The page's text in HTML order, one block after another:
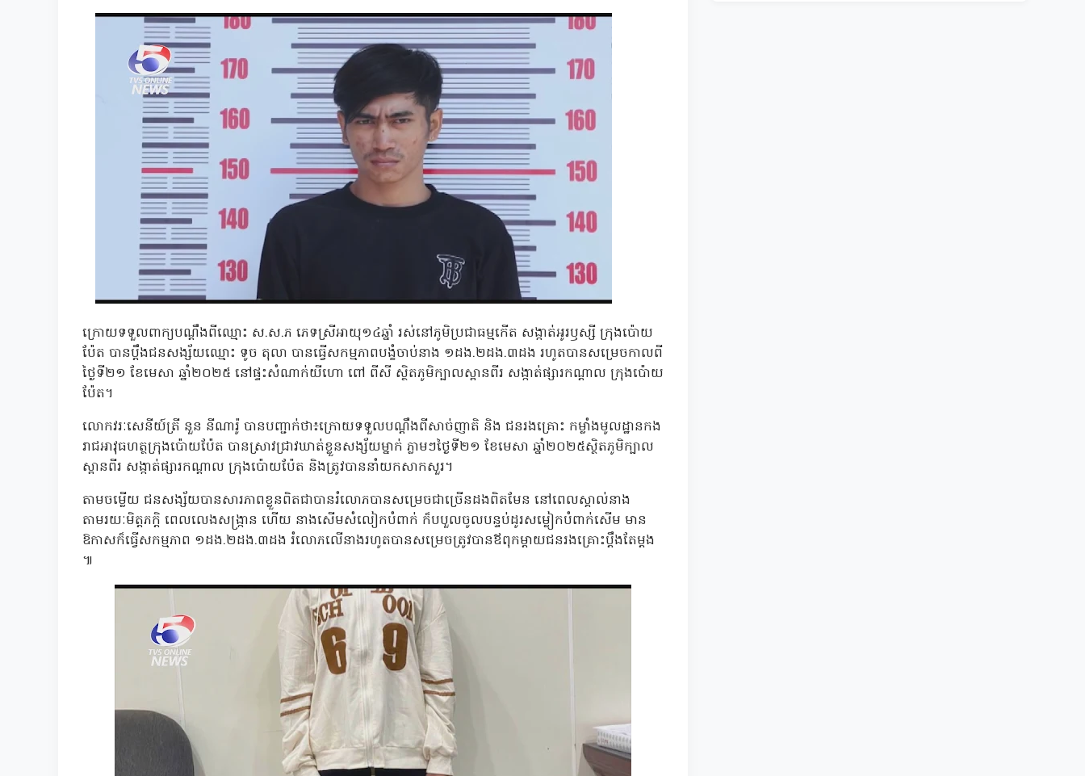
ក្រោយទទួលពាក្យបណ្តឹងពីឈ្មោះ ស.ស.ភ ភេទស្រីអាយុ១៤ឆ្នាំ រស់នៅភូមិប្រជាធម្មកើត សង្កាត់អូរឫស្សី ក្រុងប៉ោយ
ប៉ែត បានប្តឹងជនសង្ស័យឈ្មោះ ទូច តុលា បានធ្វើសកម្មភាពបង្ខំចាប់នាង ១ដង.២ដង.៣ដង រហូតបានសម្រេចកាលពី
ថ្ងៃទី២១ ខែមេសា ឆ្នាំ២០២៥ នៅផ្ទះសំណាក់យីហោ ពៅ ពីសី ស្ថិតភូមិក្បាលស្ពានពីរ សង្កាត់ផ្សារកណ្តាល ក្រុងប៉ោយ
ប៉ែត។
លោកវរៈសេនីយ៍ត្រី នួន នីណារ៉ូ បានបញ្ជាក់ថា៖ក្រោយទទួលបណ្តឹងពីសាច់ញាតិ និង ជនរងគ្រោះ កម្លាំងមូលដ្ឋានកង
រាជអាវុធហត្ថក្រុងប៉ោយប៉ែត បានស្រាវជ្រាវឃាត់ខ្លួនសង្ស័យម្នាក់ ភ្លាមៗថ្ងៃទី២១ ខែមេសា ឆ្នាំ២០២៥ស្ថិតភូមិក្បាល
ស្ពានពីរ សង្កាត់ផ្សារកណ្តាល ក្រុងប៉ោយប៉ែត និងត្រូវបាននាំយកសាកសួរ។
តាមចម្លើយ ជនសង្ស័យបានសារភាពខ្លួនពិតជាបានរំលោភបានសម្រេចជាច្រើនដងពិតមែន នៅពេលស្គាល់នាង
តាមរយៈមិត្តភក្តិ ពេលលេងសង្ក្រាន ហើយ នាងសើមសំលៀកបំពាក់ ក៏បបួលចូលបន្ទប់ដូរសម្លៀកបំពាក់សើម មាន
ឱកាសក៏ធ្វើសកម្មភាព ១ដង.២ដង.៣ដង រំលោភលើនាងរហូតបានសម្រេចត្រូវបានឪពុកម្តាយជនរងគ្រោះប្តឹងតែម្តង
៕